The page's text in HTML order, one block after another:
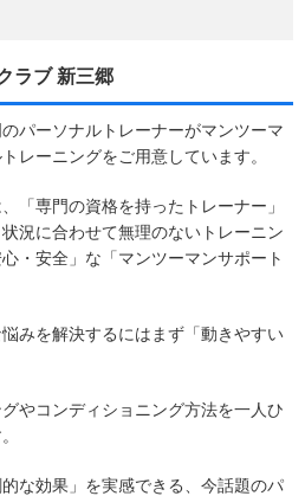
ラブ 新三郷
パーソナルトレーナーがマンツーマ
レーニングをご用意しています。
「専門の資格を持ったトレーナー」
況に合わせて無理のないトレーニン
・安全」な「マンツーマンサポート
みを解決するにはまず「動きやすい
やコンディショニング方法を一人ひ
な効果」を実感できる、今話題のパ